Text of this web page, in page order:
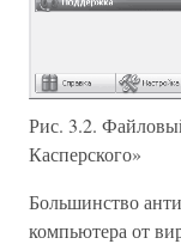
Рис. 3.2.
Касперского»
Большинство
компьютера от